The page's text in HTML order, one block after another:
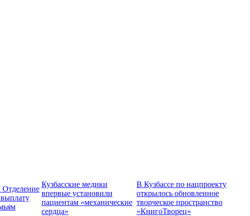
Отделение
Кузбасские медики
впервые установили
пациентам «механические
сердца»
В Кузбассе по нацпроекту
открылось обновленное
творческое пространство
«КнигоТворец»